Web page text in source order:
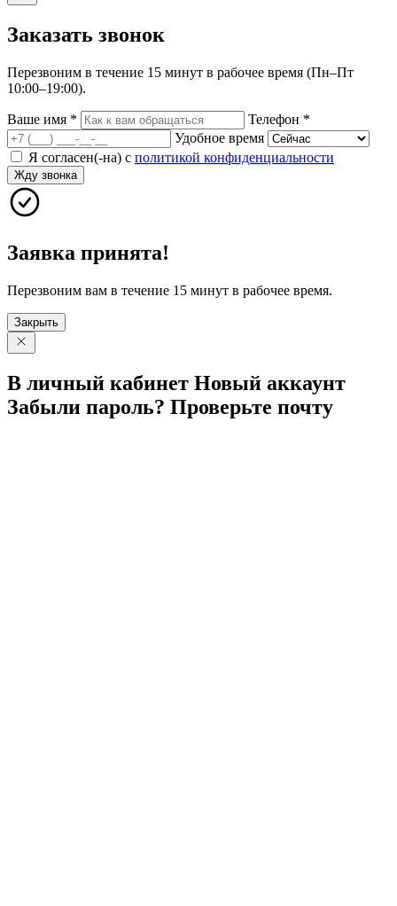
Заказать звонок
Перезвоним в течение 15 минут в рабочее время (Пн–Пт
10:00–19:00).
Ваше имя * Телефон *
Удобное время
Я согласен(-на) с политикой конфиденциальности
Жду звонка
Заявка принята!
Перезвоним вам в течение 15 минут в рабочее время.
Закрыть
В личный кабинет Новый аккаунт
Забыли пароль? Проверьте почту